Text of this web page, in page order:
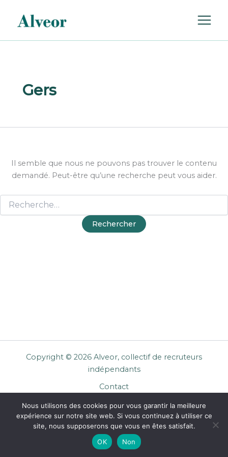
contenu
Gers
Il semble que nous ne pouvons pas trouver le contenu
demandé. Peut-être qu’une recherche peut vous aider.
Copyright © 2026 Alveor, collectif de recruteurs
indépendants
Contact
Mentions légales
Confidentialité
CGU Entreprises
Nous utilisons des cookies pour vous garantir la meilleure
expérience sur notre site web. Si vous continuez à utiliser ce
site, nous supposerons que vous en êtes satisfait.
OK
Non